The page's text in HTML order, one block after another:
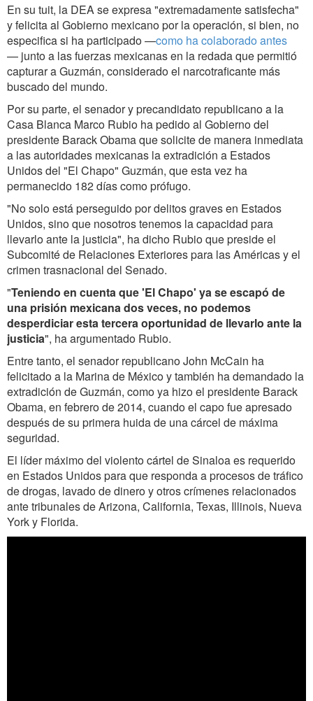
En su tuit, la DEA se expresa "extremadamente satisfecha"
y felicita al Gobierno mexicano por la operación, si bien, no
especifica si ha participado —como ha colaborado antes
— junto a las fuerzas mexicanas en la redada que permitió
capturar a Guzmán, considerado el narcotraficante más
buscado del mundo.
Por su parte, el senador y precandidato republicano a la
Casa Blanca Marco Rubio ha pedido al Gobierno del
presidente Barack Obama que solicite de manera inmediata
a las autoridades mexicanas la extradición a Estados
Unidos del "El Chapo" Guzmán, que esta vez ha
permanecido 182 días como prófugo.
"No solo está perseguido por delitos graves en Estados
Unidos, sino que nosotros tenemos la capacidad para
llevarlo ante la justicia", ha dicho Rubio que preside el
Subcomité de Relaciones Exteriores para las Américas y el
crimen trasnacional del Senado.
"Teniendo en cuenta que 'El Chapo' ya se escapó de
una prisión mexicana dos veces, no podemos
desperdiciar esta tercera oportunidad de llevarlo ante la
justicia", ha argumentado Rubio.
Entre tanto, el senador republicano John McCain ha
felicitado a la Marina de México y también ha demandado la
extradición de Guzmán, como ya hizo el presidente Barack
Obama, en febrero de 2014, cuando el capo fue apresado
después de su primera huida de una cárcel de máxima
seguridad.
El líder máximo del violento cártel de Sinaloa es requerido
en Estados Unidos para que responda a procesos de tráfico
de drogas, lavado de dinero y otros crímenes relacionados
ante tribunales de Arizona, California, Texas, Illinois, Nueva
York y Florida.